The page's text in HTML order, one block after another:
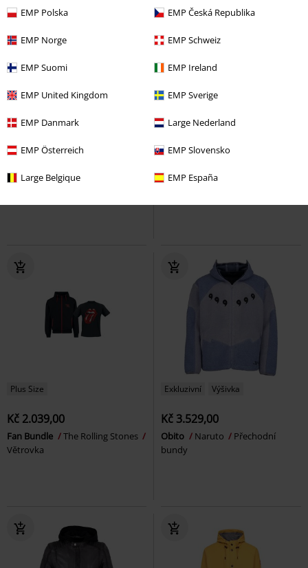
EMP Polska EMP Česká Republika
EMP Norge EMP Schweiz
EMP Suomi EMP Ireland
EMP United Kingdom EMP Sverige
EMP Danmark Large Nederland
EMP Österreich EMP Slovensko
Large Belgique EMP España
% Nášivky
Kč 2.259,00
Bunda Kirk
Vintage Industries
% Téměř vyprodáno
Kč 2.039,00
Bunda Kendall
Plus Size
Kč 2.039,00
Fan Bundle
The Rolling Stones
Větrovka
Exkluzivní Výšivka
Kč 3.529,00
Obito Naruto
Přechodní
bundy